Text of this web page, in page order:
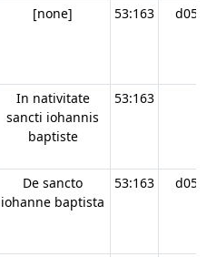
[none] 53:163 d05
In nativitate
sancti iohannis
baptiste
53:163
De sancto
iohanne baptista
53:163 d05